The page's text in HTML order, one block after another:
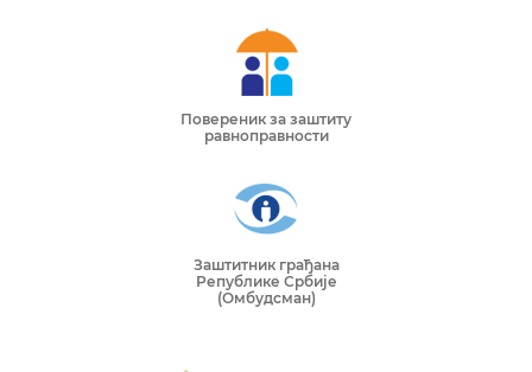
Повереник за заштиту
равноправности
Заштитник грађана
Републике Србије
(Омбудсман)